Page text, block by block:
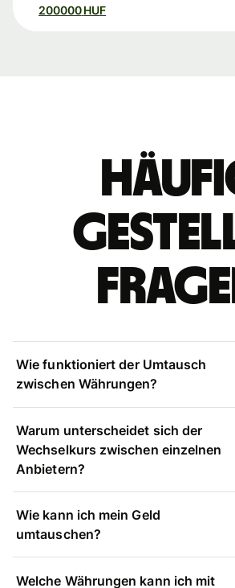
200000 HUF
Wie funktioniert der Umtausch
zwischen Währungen?
Warum unterscheidet sich der
Wechselkurs zwischen einzelnen
Anbietern?
Wie kann ich mein Geld
umtauschen?
Welche Währungen kann ich mit